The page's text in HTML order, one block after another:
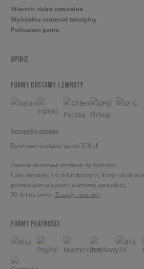
Wierzch: skóra naturalna
Wyściółka: materiał tekstylny
Podeszwa: guma
OPINIE
FORMY DOSTAWY I ZWROTY
Szczegóły dostaw
Darmowa dostawa już od 350 zł!
Zawsze darmowa dostawa do Salonów
Czas dostawy: 1-5 dni roboczych, licząc od dnia
potwierdzenia zawarcia umowy sprzedaży.
30 dni na zwrot. Zasady i warunki
FORMY PŁATNOŚCI